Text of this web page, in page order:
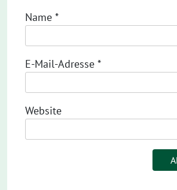
Name *
E-Mail-Adresse *
Website